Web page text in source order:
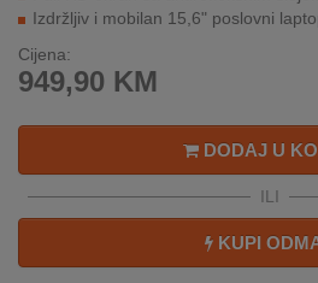
NAMA
KATALOZI
KUPOVINA
IZ
Izdržljiv i mobilan 15,6" poslovni
Cijena:
949,90 KM
DODAJ U
ILI
KUPI